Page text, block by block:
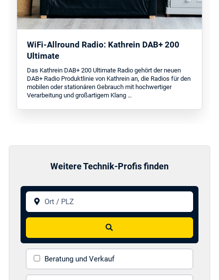
WiFi-Allround Radio: Kathrein DAB+ 200
Ultimate
Das Kathrein DAB+ 200 Ultimate Radio gehört der neuen
DAB+ Radio Produktlinie von Kathrein an, die Radios für den
mobilen oder stationären Gebrauch mit hochwertiger
Verarbeitung und großartigem Klang …
Weitere Technik-Profis finden
Ort / PLZ
Suchen
Beratung und Verkauf